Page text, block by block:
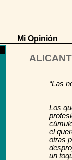
Mi Opinión
“Las
Los
el
otras
un